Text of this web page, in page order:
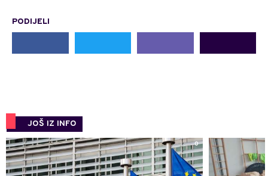
PODIJELI
JOŠ IZ INFO
0